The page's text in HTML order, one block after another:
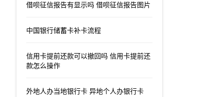
借呗征信报告有显示吗 借呗征信报告图片
中国银行储蓄卡补卡流程
信用卡提前还款可以撤回吗 信用卡提前还
款怎么操作
外地人办当地银行卡 异地个人办银行卡